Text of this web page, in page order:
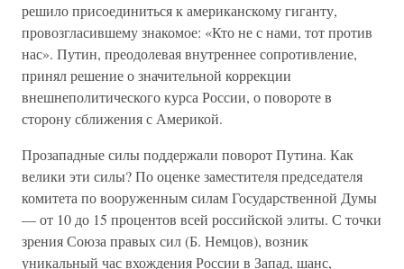
решило присоединиться к американскому гиганту,
провозгласившему знакомое: «Кто не с нами, тот против
нас». Путин, преодолевая внутреннее сопротивление,
принял решение о значительной коррекции
внешнеполитического курса России, о повороте в
сторону сближения с Америкой.
Прозападные силы поддержали поворот Путина. Как
велики эти силы? По оценке заместителя председателя
комитета по вооруженным силам Государственной Думы
— от 10 до 15 процентов всей российской элиты. С точки
зрения Союза правых сил (Б. Немцов), возник
уникальный час вхождения России в Запад, шанс,